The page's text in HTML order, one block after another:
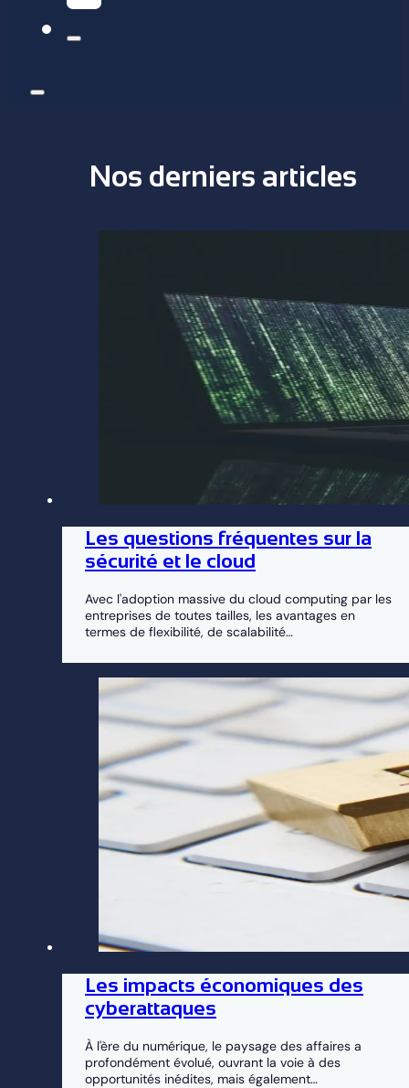
Nos derniers articles
Les questions fréquentes sur la
sécurité et le cloud
Avec l'adoption massive du cloud computing par les
entreprises de toutes tailles, les avantages en
termes de flexibilité, de scalabilité…
Les impacts économiques des
cyberattaques
À l'ère du numérique, le paysage des affaires a
profondément évolué, ouvrant la voie à des
opportunités inédites, mais également…